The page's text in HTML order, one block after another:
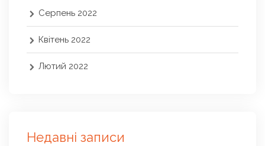
Серпень 2022
Квітень 2022
Лютий 2022
Недавні записи